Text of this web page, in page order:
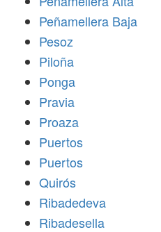
Peñamellera Baja
Pesoz
Piloña
Ponga
Pravia
Proaza
Puertos
Puertos
Quirós
Ribadedeva
Ribadesella